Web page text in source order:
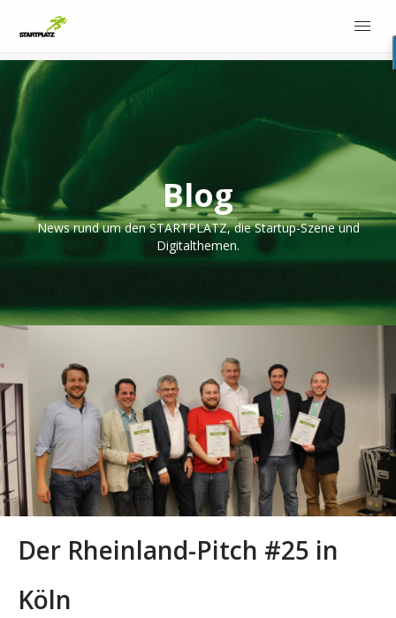
Blog
News rund um den STARTPLATZ, die Startup-Szene und
Digitalthemen.
Der Rheinland-Pitch #25 in
Köln